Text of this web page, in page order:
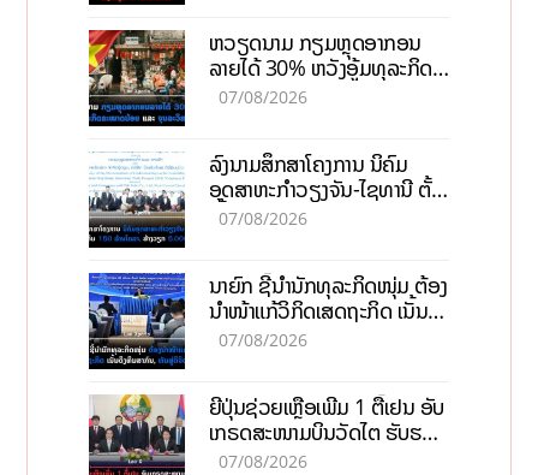
ຫວຽດນາມ ກຽມຫຼຸດອາກອນ
ລາຍໄດ້ 30% ຫວັງອູ້ມທຸລະກິດ
ຂະໜາດນ້ອຍ ແລະ ຈຸນລະ
07/08/2026
ລົງນາມສຶກສາໂຄງການ ນິຄົມ
ອຸດສາຫະກຳວຽງຈັນ-ໄຊທານີ ຕັ້ງ
ເປົ້າດຶງທຶນ 150 ລ້ານໂດລາ, ສ້າງ
07/08/2026
ນາຍົກ ຊີ້ນຳນັກທຸລະກິດໜຸ່ມ ຕ້ອງ
ນຳໜ້າແກ້ວິກິດເສດຖະກິດ ເນັ້ນດຶງ
ທຶນສາກົນ, ຫັນສູ່ດິຈິຕອນ
07/08/2026
ຍີ່ປຸ່ນຊ່ວຍເຫຼືອເພີ່ມ 1 ຕື້ເຢນ ອັບ
ເກຣດສະໜາມບິນວັດໄຕ ຮັບຮອງ
ການເຕີບໂຕ
07/08/2026